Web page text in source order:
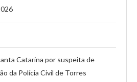
Catarina por suspeita de
da Polícia Civil de Torres